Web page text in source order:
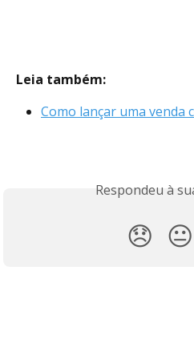
Leia também:
Como lançar uma venda
Respondeu à
😞 😐